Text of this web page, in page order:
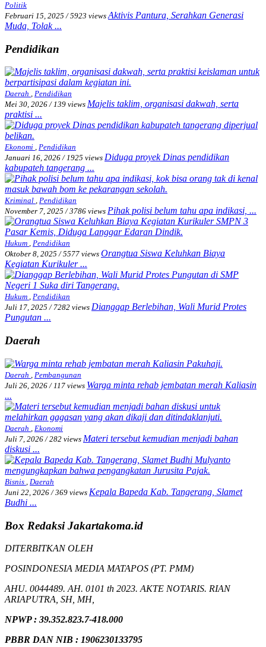
Politik
Februari 15, 2025 / 5923 views Aktivis Pantura, Serahkan Generasi
Muda, Tolak ...
Pendidikan
Daerah , Pendidikan
Mei 30, 2026 / 139 views Majelis taklim, organisasi dakwah, serta
praktisi ...
Ekonomi , Pendidikan
Januari 16, 2026 / 1925 views Diduga proyek Dinas pendidikan
kabupateh tangerang ...
Kriminal , Pendidikan
November 7, 2025 / 3786 views Pihak polisi belum tahu apa indikasi, ...
Hukum , Pendidikan
Oktober 8, 2025 / 5577 views Orangtua Siswa Keluhkan Biaya
Kegiatan Kurikuler ...
Hukum , Pendidikan
Juli 17, 2025 / 7282 views Dianggap Berlebihan, Wali Murid Protes
Pungutan ...
Daerah
Daerah
Pembangunan
Juli 26, 2026 / 117 views Warga minta rehab jembatan merah Kaliasin
...
Daerah
Ekonomi
Juli 7, 2026 / 282 views Materi tersebut kemudian menjadi bahan
diskusi ...
Bisnis
Daerah
Juni 22, 2026 / 369 views Kepala Bapeda Kab. Tangerang, Slamet
Budhi ...
Box Redaksi Jakartakoma.id
DITERBITKAN OLEH
POSINDONESIA MEDIA MATAPOS (PT. PMM)
AHU. 0044489. AH. 0101 th 2023. AKTE NOTARIS. RIAN
ARIAPUTRA, SH, MH,
NPWP: 39.352.823.7-418.000
PBBR DAN NIB : 1906230133795